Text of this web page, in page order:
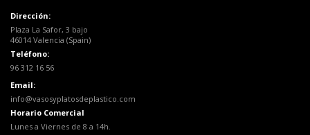
Dirección:
Plaza La Safor, 3 bajo
46014 Valencia (Spain)
Teléfono:
96 312 16 56
Email:
info@vasosyplatosdeplastico.com
Horario Comercial
Lunes a Viernes de 8 a 14h.